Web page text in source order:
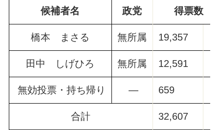
候補者名 政党 得票数
橋本 まさる 無所属 19,357
田中 しげひろ 無所属 12,591
無効投票・持ち帰り ― 659
合計 32,607